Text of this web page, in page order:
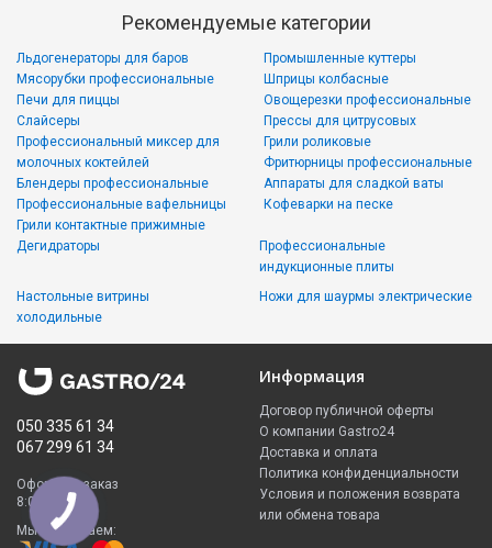
Рекомендуемые категории
Льдогенераторы для баров
Мясорубки профессиональные
Печи для пиццы
Слайсеры
Промышленные куттеры
Шприцы колбасные
Овощерезки профессиональные
Прессы для цитрусовых
Профессиональный миксер для
молочных коктейлей
Блендеры профессиональные
Профессиональные вафельницы
Грили контактные прижимные
Грили роликовые
Фритюрницы профессиональные
Аппараты для сладкой ваты
Кофеварки на песке
Дегидраторы
Настольные витрины
холодильные
Профессиональные
индукционные плиты
Ножи для шаурмы электрические
050 335 61 34
067 299 61 34
Оформить заказ
8:00 - 23:00
Мы принимаем:
Информация
Договор публичной оферты
О компании Gastro24
Доставка и оплата
Политика конфиденциальности
Условия и положения возврата
или обмена товара